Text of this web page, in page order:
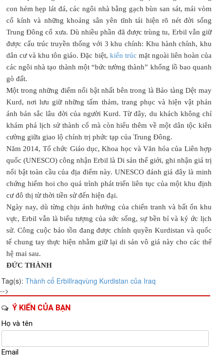
con hẻm hẹp lát đá, các ngôi nhà bằng gạch bùn san sát, mái vòm
cổ kính và những khoảng sân yên tĩnh tái hiện rõ nét đời sống
Trung Đông cổ xưa. Dù nhiều phần đã được trùng tu, Erbil vẫn giữ
được cấu trúc truyền thống với 3 khu chính: Khu hành chính, khu
dân cư và khu tôn giáo. Đặc biệt, kiến trúc mặt ngoài liên hoàn của
các ngôi nhà tạo thành một “bức tường thành” khổng lồ bao quanh
gò đất.
Một trong những điểm nổi bật nhất bên trong là Bảo tàng Dệt may
Kurd, nơi lưu giữ những tấm thảm, trang phục và hiện vật phản
ánh bản sắc lâu đời của người Kurd. Từ đây, du khách không chỉ
khám phá lịch sử thành cổ mà còn hiểu thêm về một dân tộc kiên
cường giữa giao lộ chính trị phức tạp của Trung Đông.
Năm 2014, Tổ chức Giáo dục, Khoa học và Văn hóa của Liên hợp
quốc (UNESCO) công nhận Erbil là Di sản thế giới, ghi nhận giá trị
nổi bật toàn cầu của địa điểm này. UNESCO đánh giá đây là minh
chứng hiếm hoi cho quá trình phát triển liên tục của một khu định
cư đô thị từ thời tiền sử đến hiện đại.
Ngày nay, dù từng chịu ảnh hưởng của chiến tranh và bất ổn khu
vực, Erbil vẫn là biểu tượng của sức sống, sự bền bỉ và ký ức lịch
sử. Công cuộc bảo tồn đang được chính quyền Kurdistan và quốc
tế chung tay thực hiện nhằm giữ lại di sản vô giá này cho các thế
hệ mai sau.
ĐỨC THÀNH
Tag(s): Thành cổ ErbilIraqvùng Kurdistan của Iraq
-->
Ý KIẾN CỦA BẠN
Họ và tên
Email